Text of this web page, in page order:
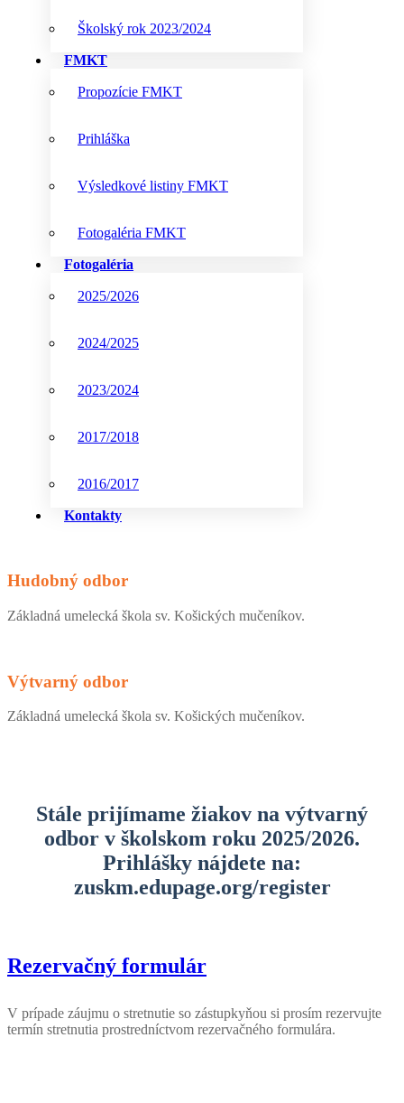
Školský rok 2023/2024
FMKT
Propozície FMKT
Prihláška
Výsledkové listiny FMKT
Fotogaléria FMKT
Fotogaléria
2025/2026
2024/2025
2023/2024
2017/2018
2016/2017
Kontakty
Hudobný odbor
Základná umelecká škola sv. Košických mučeníkov.
Výtvarný odbor
Základná umelecká škola sv. Košických mučeníkov.
Stále prijímame žiakov na výtvarný
odbor v školskom roku 2025/2026.
Prihlášky nájdete na:
zuskm.edupage.org/register
Rezervačný formulár
V prípade záujmu o stretnutie so zástupkyňou si prosím rezervujte
termín stretnutia prostredníctvom rezervačného formulára.